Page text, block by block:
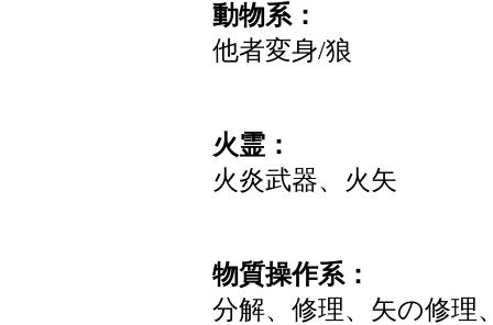
動物系：
他者変身/狼
火霊：
火炎武器、火矢
物質操作系：
分解、修理、矢の修理